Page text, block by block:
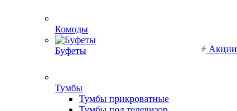
Комоды
Буфеты
Тумбы
Тумбы прикроватные
Акции